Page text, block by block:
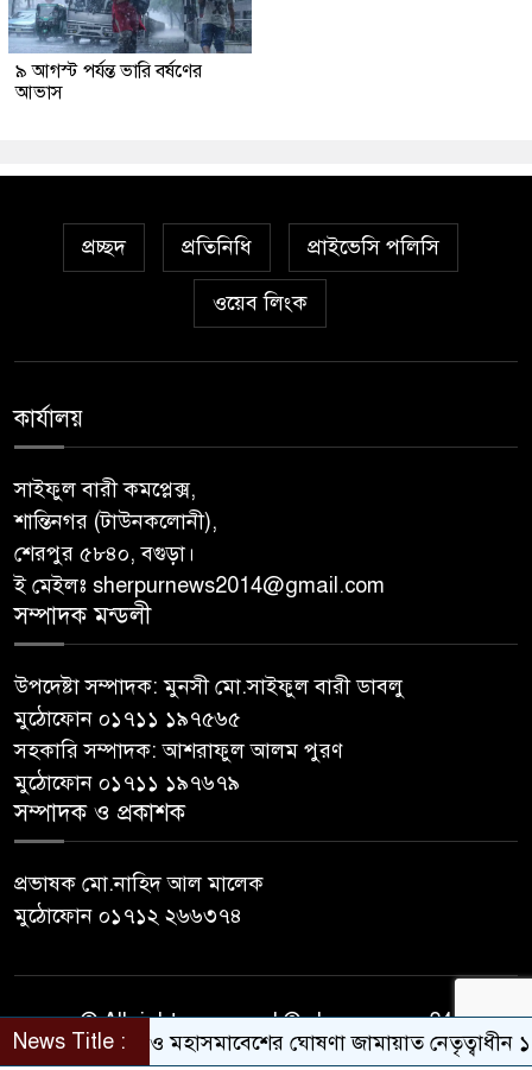
৯ আগস্ট পর্যন্ত ভারি বর্ষণের
আভাস
প্রচ্ছদ প্রতিনিধি প্রাইভেসি পলিসি
ওয়েব লিংক
কার্যালয়
সাইফুল বারী কমপ্লেক্স,
শান্তিনগর (টাউনকলোনী),
শেরপুর ৫৮৪০, বগুড়া।
ই মেইলঃ sherpurnews2014@gmail.com
সম্পাদক মন্ডলী
উপদেষ্টা সম্পাদক: মুনসী মো.সাইফুল বারী ডাবলু
মুঠোফোন ০১৭১১ ১৯৭৫৬৫
সহকারি সম্পাদক: আশরাফুল আলম পুরণ
মুঠোফোন ০১৭১১ ১৯৭৬৭৯
সম্পাদক ও প্রকাশক
প্রভাষক মো.নাহিদ আল মালেক
মুঠোফোন ০১৭১২ ২৬৬৩৭৪
© All rights reserved © sherpurnews24
Developer Contact
News Title :
লংমার্চ ও মহাসমাবেশের ঘোষণা জামায়াত নেতৃত্বাধীন ১১